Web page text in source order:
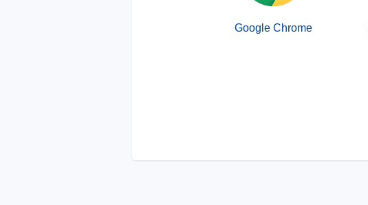
Google Chrome